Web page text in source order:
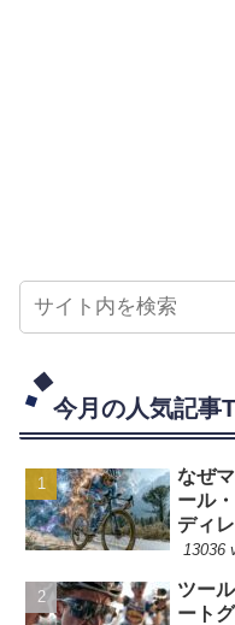
今月の人気記事
なぜ
ール
ディ
13036
ツー
ート